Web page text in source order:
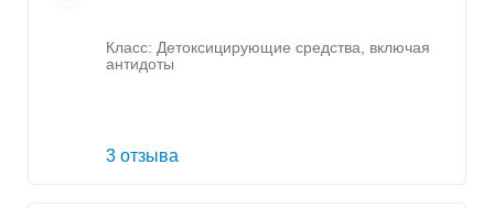
Класс: Детоксицирующие средства, включая
антидоты
3 отзыва